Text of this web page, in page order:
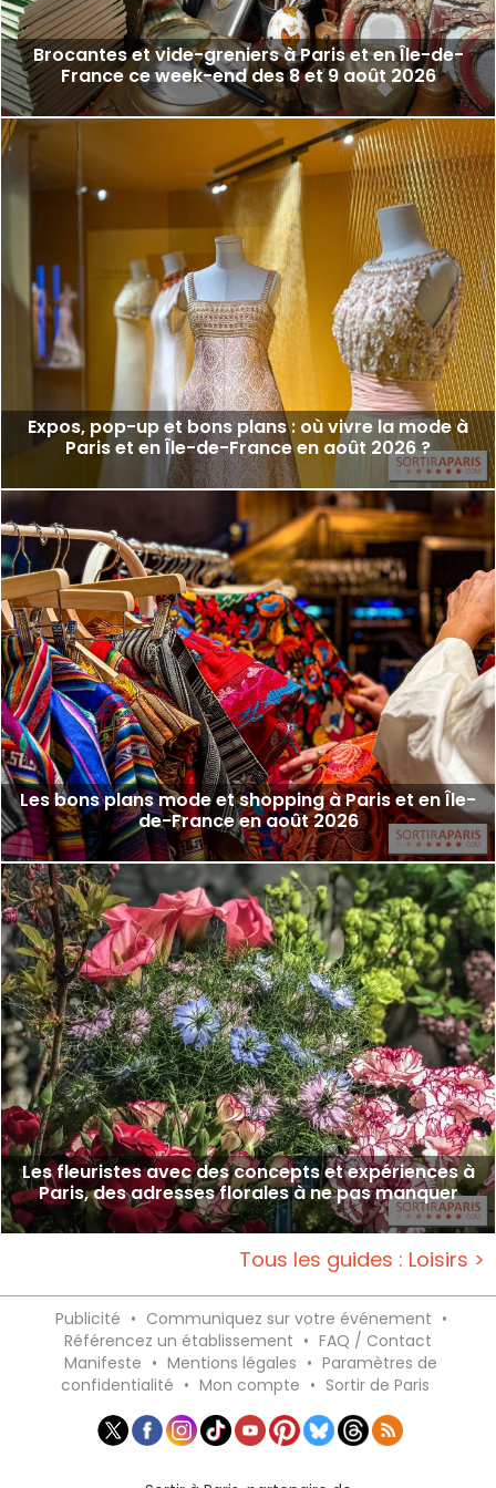
Brocantes et vide-greniers à Paris et en Île-de-
France ce week-end des 8 et 9 août 2026
Expos, pop-up et bons plans : où vivre la mode à
Paris et en Île-de-France en août 2026 ?
Les bons plans mode et shopping à Paris et en Île-
de-France en août 2026
Les fleuristes avec des concepts et expériences à
Paris, des adresses florales à ne pas manquer
Tous les guides : Loisirs >
Publicité • Communiquez sur votre événement •
Référencez un établissement • FAQ / Contact
Manifeste • Mentions légales • Paramètres de
confidentialité • Mon compte • Sortir de Paris